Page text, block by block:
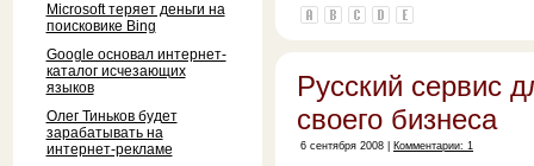
Microsoft теряет деньги на
поисковике Bing
Google основал интернет-
каталог исчезающих
языков
Олег Тиньков будет
зарабатывать на
интернет-рекламе
Русский сервис
своего бизнеса
6 сентября 2008 | Комментарии: 1